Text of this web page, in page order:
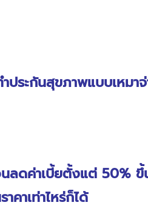
ประกันสุขภาพแบบเหม
ลดค่าเบี้ยตั้งแต่ 50%
าเท่าไหร่ก็ได้